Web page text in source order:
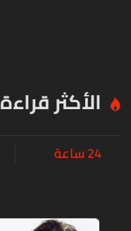
الأكثر قراءة
24 ساعة